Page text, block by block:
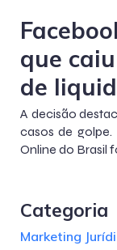
que
de
A decisão
casos de
Online do Brasil
Categoria
Marketing